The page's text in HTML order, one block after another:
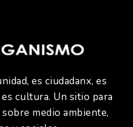
es ciudadanx, es
cultura. Un sitio para
medio ambiente,